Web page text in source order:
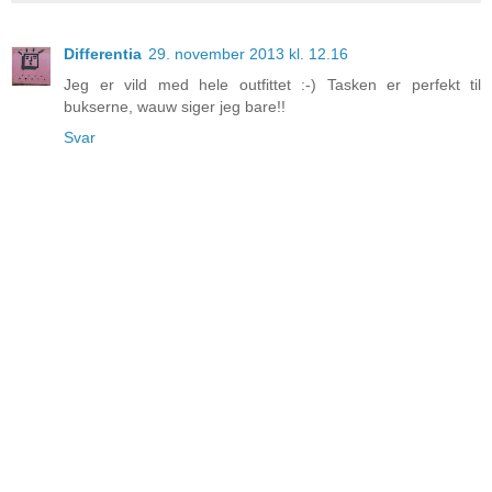
Differentia 29. november 2013 kl. 12.16
Jeg er vild med hele outfittet :-) Tasken er perfekt til
bukserne, wauw siger jeg bare!!
Svar